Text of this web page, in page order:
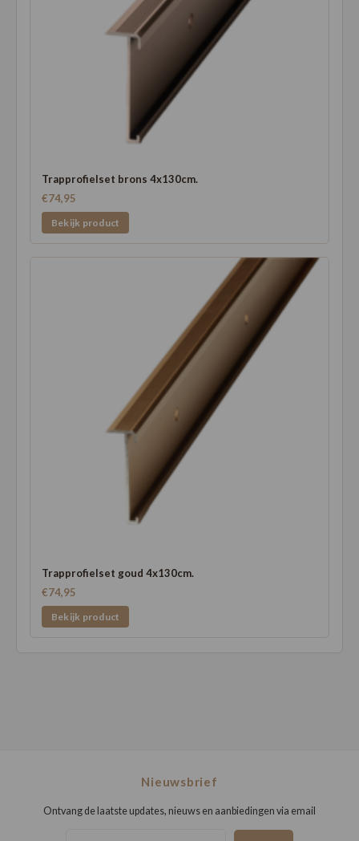
Trapprofielset brons 4x130cm.
€74,95
Bekijk product
Trapprofielset goud 4x130cm.
€74,95
Bekijk product
Nieuwsbrief
Ontvang de laatste updates, nieuws en aanbiedingen via email